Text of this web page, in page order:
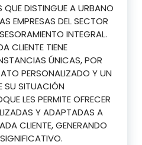
DISTINGUE A URBANO
EMPRESAS DEL SECTOR
INTEGRAL.
CLIENTE TIENE
ÚNICAS, POR
PERSONALIZADO Y UN
SU SITUACIÓN
LES PERMITE OFRECER
Y ADAPTADAS A
CLIENTE, GENERANDO